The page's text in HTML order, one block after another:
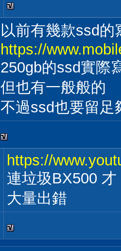
以前有幾款ssd
https://
250gb的ssd實際
但也有一般般的
不過ssd也要留足
https://
連垃圾BX500
大量出錯